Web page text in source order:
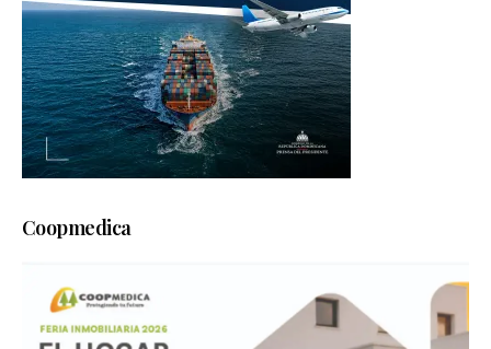
Coopmedica